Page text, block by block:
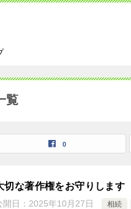
覧
0
切な著作権をお守りします
開日： 2025年10月27日 相続